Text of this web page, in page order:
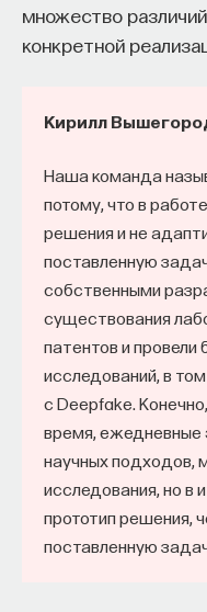
множество
конкретной
Кирилл
Наша команда
потому, что в
решения и не
поставленную
собственными
существования
патентов и
исследований, в
с Deepfake.
время, ежедневные
научных подходов,
исследования, но в
прототип решения,
поставленную